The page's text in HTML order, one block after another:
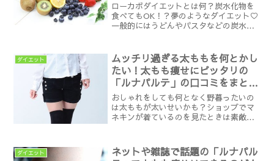
ローカボダイエットとは何？炭水化物を
食べてもOK！？夢のようなダイエット♡
一般的にはうどんやパスタなどの炭水化
今回紹介するロバート・アトキンス博士
が考案したローカーボダ...
ダイエット
ムッチリ過ぎる太ももを何とかし
たい！太もも痩せにピッタリの
「ルナパルテ」の口コミをまとめ
てみました
おしゃれをしても何となく野暮ったいの
は太ももが太いせいかも？ショップでマ
ネキンが着ているのを見たときは素敵な
か？それはもしかしたら、太過ぎる太も
もが原因かもしれません。...
ダイエット
ネットや雑誌で話題の「ルナパル